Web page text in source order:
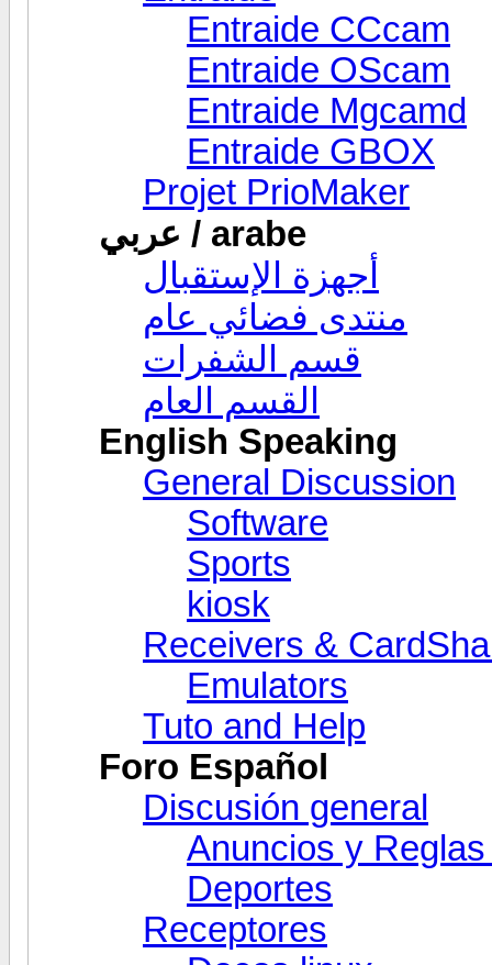
Entraide CCcam
Entraide OScam
Entraide Mgcamd
Entraide GBOX
Projet PrioMaker
عربي / arabe
أجهزة الإستقبال
منتدى فضائي عام
قسم الشفرات
القسم العام
English Speaking
General Discussion
Software
Sports
kiosk
Receivers &
Emulators
Tuto and Help
Foro Español
Discusión general
Anuncios y
Deportes
Receptores